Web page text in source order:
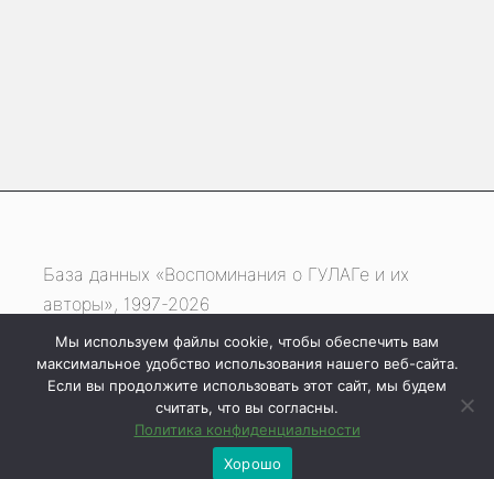
База данных «Воспоминания о ГУЛАГе и их
авторы», 1997-2026
Если вы нашли ошибку, выделите фрагмент
текста и нажмите одновременно
клавиши Ctrl
Мы используем файлы cookie, чтобы обеспечить вам
максимальное удобство использования нашего веб-сайта.
Если вы продолжите использовать этот сайт, мы будем
считать, что вы согласны.
Политика конфиденциальности
Хорошо